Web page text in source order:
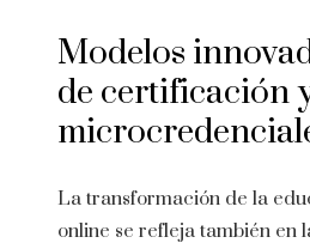
Modelos
de certificación
La transformación de la
online se refleja también en